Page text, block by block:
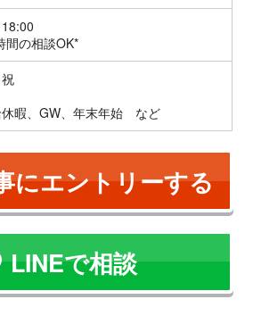
間の相談OK*
祝
休暇、GW、年末年始 など
にエントリーする
LINEで相談